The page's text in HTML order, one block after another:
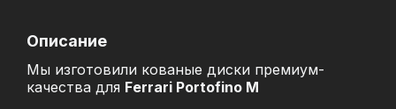
Описание
Мы изготовили кованые диски премиум-
качества для Ferrari Portofino M